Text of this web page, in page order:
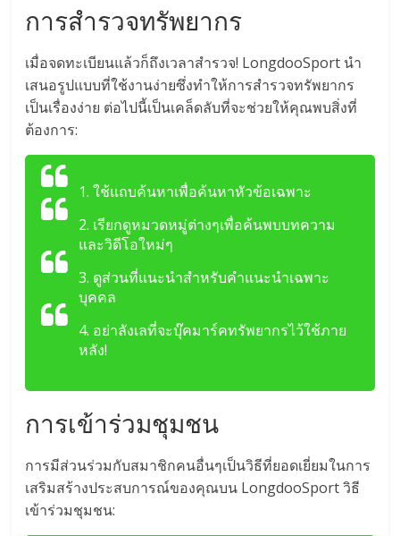
การสำรวจทรัพยากร
เมื่อจดทะเบียนแล้วก็ถึงเวลาสำรวจ! LongdooSport นำ
เสนอรูปแบบที่ใช้งานง่ายซึ่งทำให้การสำรวจทรัพยากร
เป็นเรื่องง่าย ต่อไปนี้เป็นเคล็ดลับที่จะช่วยให้คุณพบสิ่งที่
ต้องการ:
1. ใช้แถบค้นหาเพื่อค้นหาหัวข้อเฉพาะ
2. เรียกดูหมวดหมู่ต่างๆเพื่อค้นพบบทความ
และวิดีโอใหม่ๆ
3. ดูส่วนที่แนะนำสำหรับคำแนะนำเฉพาะ
บุคคล
4. อย่าลังเลที่จะบุ๊คมาร์คทรัพยากรไว้ใช้ภาย
หลัง!
การเข้าร่วมชุมชน
การมีส่วนร่วมกับสมาชิกคนอื่นๆเป็นวิธีที่ยอดเยี่ยมในการ
เสริมสร้างประสบการณ์ของคุณบน LongdooSport วิธี
เข้าร่วมชุมชน: